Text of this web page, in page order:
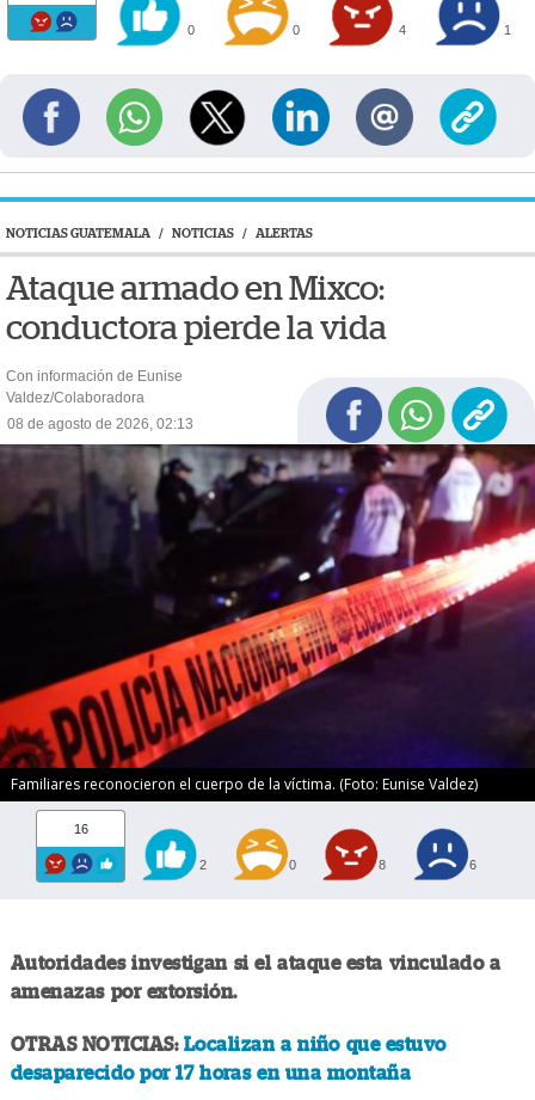
0 0 4 1
NOTICIAS GUATEMALA / NOTICIAS / ALERTAS
Ataque armado en Mixco:
conductora pierde la vida
Con información de Eunise
Valdez/Colaboradora
08 de agosto de 2026, 02:13
Familiares reconocieron el cuerpo de la víctima. (Foto: Eunise Valdez)
16
2 0 8 6
Autoridades investigan si el ataque esta vinculado a
amenazas por extorsión.
OTRAS NOTICIAS: Localizan a niño que estuvo
desaparecido por 17 horas en una montaña